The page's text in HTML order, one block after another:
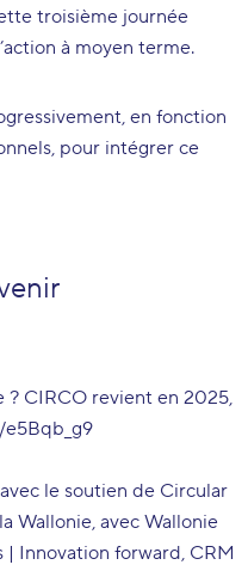
troisième journée
à moyen terme.
en fonction
pour intégrer ce
? CIRCO revient en 2025,
avec le soutien de Circular
Wallonie, avec Wallonie
| Innovation forward, CRM